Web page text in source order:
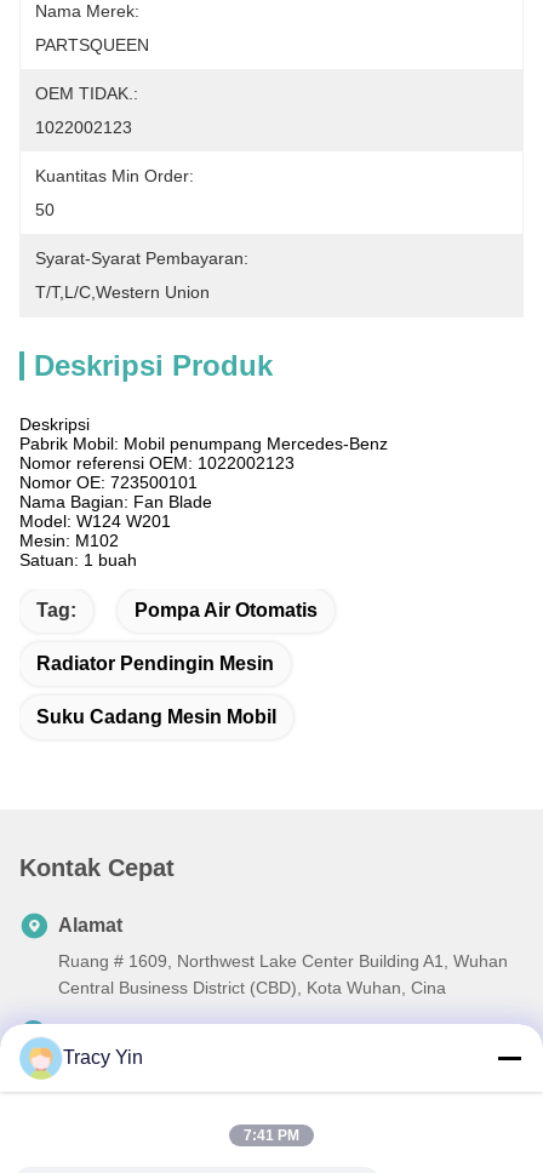
Nama Merek:
PARTSQUEEN
OEM TIDAK.:
1022002123
Kuantitas Min Order:
50
Syarat-Syarat Pembayaran:
T/T,L/C,Western Union
Deskripsi Produk
Deskripsi
Pabrik Mobil: Mobil penumpang Mercedes-Benz
Nomor referensi OEM: 1022002123
Nomor OE: 723500101
Nama Bagian: Fan Blade
Model: W124 W201
Mesin: M102
Satuan: 1 buah
Tag: Pompa Air Otomatis
Radiator Pendingin Mesin
Suku Cadang Mesin Mobil
Kontak Cepat
Alamat
Ruang # 1609, Northwest Lake Center Building A1, Wuhan
Central Business District (CBD), Kota Wuhan, Cina
86-27-84889388
Ada.Zhang@tonnano.com
Tracy Yin
7:41 PM